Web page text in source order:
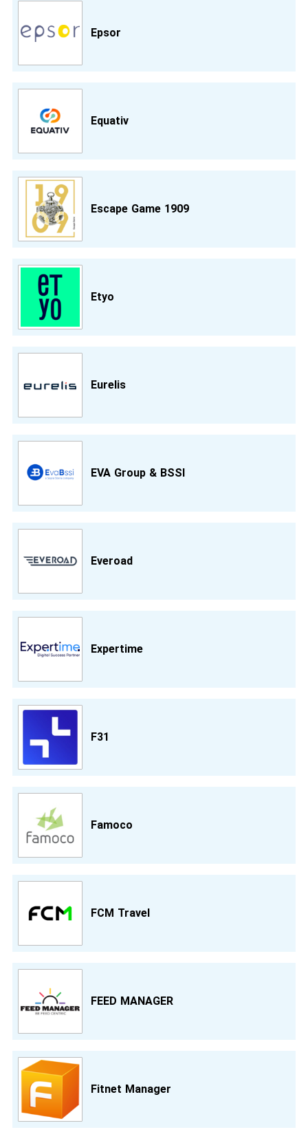
Epsor
Equativ
Escape Game 1909
Etyo
Eurelis
EVA Group & BSSI
Everoad
Expertime
F31
Famoco
FCM Travel
FEED MANAGER
Fitnet Manager